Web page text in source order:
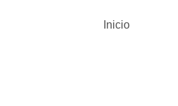
Inicio